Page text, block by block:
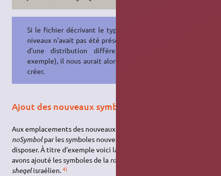
Si le fichier décrivant le type à huit
niveaux n'avait pas été présent ( cas
d'une distribution différente par
exemple), il nous aurait alors fallu le
créer.
Ajout des nouveaux symboles
Aux emplacements des nouveaux niveaux, on remplacera les
noSymbolpar les symboles nouveaux dont nous souhaitons
disposer. À titre d'exemple voici la ligne du
avons ajouté les symboles de la roupie indienne
sheqelisraélien.4)